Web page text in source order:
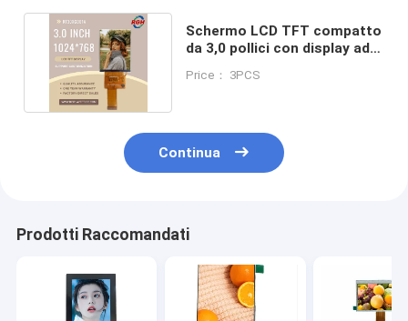
Display PMoled
Display LCD TF TFT
Display LCD TFT RF
Monitor LCD industriale
esposizione amoled
Schermo LCD TFT compatto
da 3,0 pollici con display ad
Price： 3PCS
Continua
Prodotti Raccomandati